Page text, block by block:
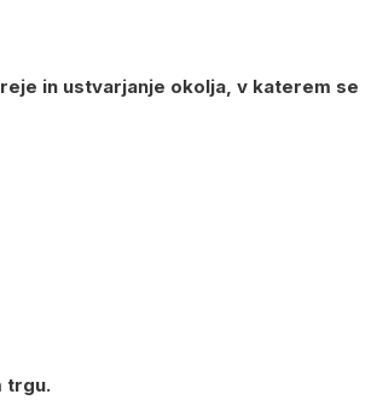
in ustvarjanje okolja, v katerem se
trgu.